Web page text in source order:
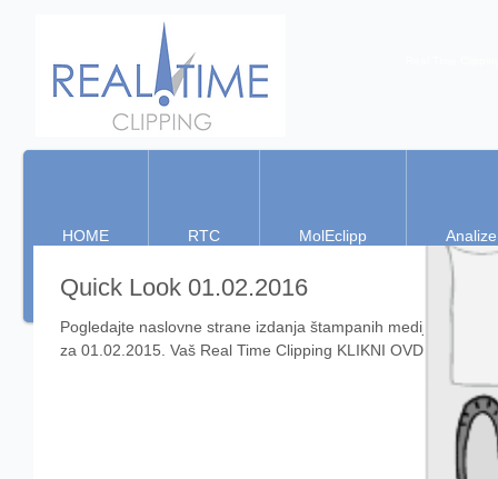
HOME RTC MolEclipp Analize
Quick Look 01.02.2016
Pogledajte naslovne strane izdanja štampanih medija
za 01.02.2015. Vaš Real Time Clipping KLIKNI OVDE